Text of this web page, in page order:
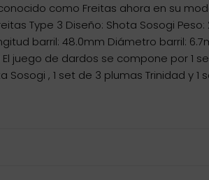
como Freitas ahora en su
Type 3 Diseño: Shota Sosogi Peso:
barril: 48.0mm Diámetro barril:
juego de dardos se compone por 1
Sosogi , 1 set de 3 plumas Trinidad y 1